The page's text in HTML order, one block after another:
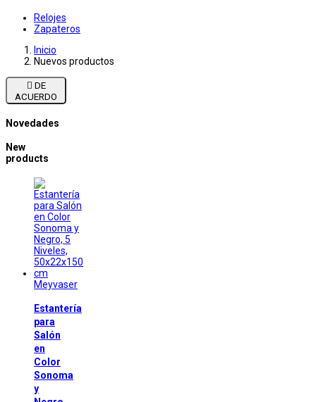
Relojes
Zapateros
Inicio
Nuevos productos

ACUERDO
Novedades
New
products
Meyvaser
Estantería
para
Salón
en
Color
Sonoma
y